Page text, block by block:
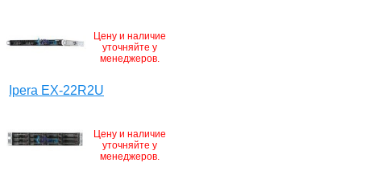
Цену и наличие
уточняйте у
менеджеров.
Ipera EX-22R2U
Цену и наличие
уточняйте у
менеджеров.